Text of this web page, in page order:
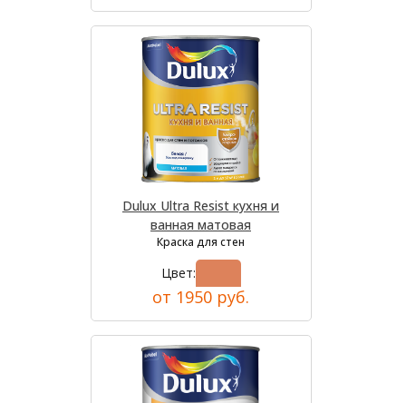
Dulux Ultra Resist кухня и
ванная матовая
Краска для стен
Цвет:
от 1950 руб.